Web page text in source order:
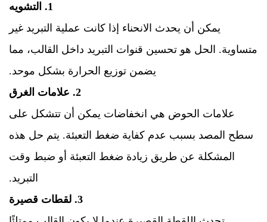
1. التشويه
يمكن أن يحدث الانحناء إذا كانت عملية التبريد غير
متساوية. الحل هو تحسين قنوات التبريد داخل القالب، مما
يضمن توزيع الحرارة بشكل موحد.
2. علامات الغرق
علامات الحوض هي انخفاضات يمكن أن تتشكل على
سطح المصد بسبب عدم كفاية ضغط التعبئة. يتم حل هذه
المشكلة عن طريق زيادة ضغط التعبئة أو ضبط وقت
التبريد.
3. لقطات قصيرة